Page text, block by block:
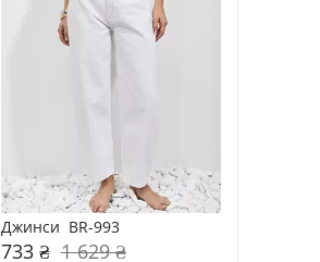
Джинси  BR-993
733 ₴ 1 629 ₴